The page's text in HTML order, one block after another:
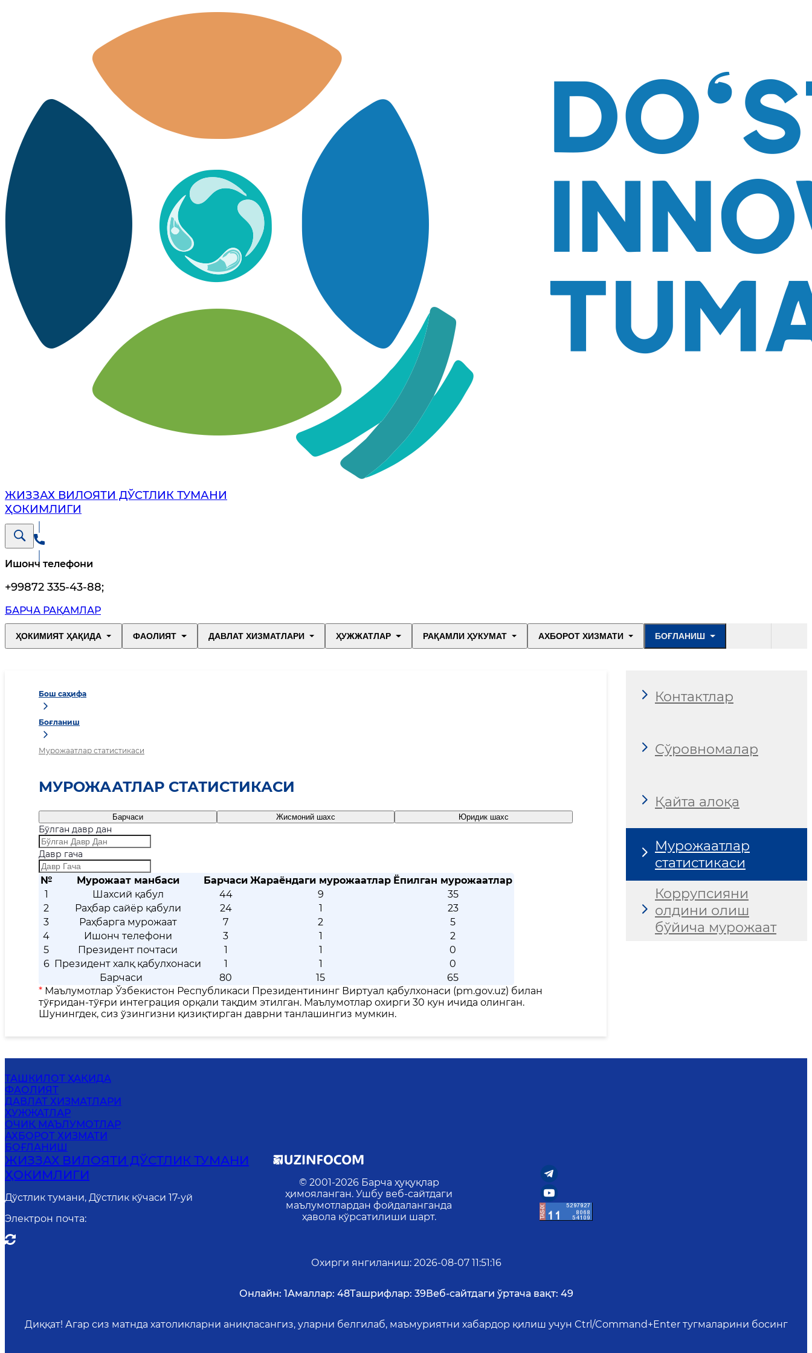
ЖИЗЗАХ ВИЛОЯТИ ДЎСТЛИК ТУМАНИ
ҲОКИМЛИГИ
Ишонч телефони
+99872 335-43-88;
БАРЧА РАҚАМЛАР
ҲОКИМИЯТ ҲАҚИДА ФАОЛИЯТ ДАВЛАТ ХИЗМАТЛАРИ ҲУЖЖАТЛАР РАҚАМЛИ ҲУКУМАТ АХБОРОТ ХИЗМАТИ БОҒЛАНИШ
Бош саҳифа
Боғланиш
Мурожаатлар статистикаси
МУРОЖААТЛАР СТАТИСТИКАСИ
Барчаси Жисмоний шахс Юридик шахс
Бўлган давр дан
Давр гача
№ Мурожаат манбаси Барчаси Жараёндаги мурожаатлар Ёпилган мурожаатлар
1
Шахсий қабул 44 9
35
2
Раҳбар сайёр қабули 24 1
23
3
Раҳбарга мурожаат 7 2
5
4
Ишонч телефони 3 1
2
5
Президент почтаси 1 1
0
6
Президент халқ қабулхонаси 1 1
0
Барчаси
80 15
65
* Маълумотлар Ўзбекистон Республикаси Президентининг Виртуал қабулхонаси (pm.gov.uz) билан
тўғридан-тўғри интеграция орқали тақдим этилган. Маълумотлар охирги 30 кун ичида олинган.
Шунингдек, сиз ўзингизни қизиқтирган даврни танлашингиз мумкин.
Контактлар
Сўровномалар
Қайта алоқа
Мурожаатлар
статистикаси
Коррупсияни
олдини олиш
бўйича мурожаат
ТАШКИЛОТ ҲАҚИДА
ФАОЛИЯТ
ДАВЛАТ ХИЗМАТЛАРИ
ҲУЖЖАТЛАР
ОЧИҚ МАЪЛУМОТЛАР
АХБОРОТ ХИЗМАТИ
БОҒЛАНИШ
ЖИЗЗАХ ВИЛОЯТИ ДЎСТЛИК ТУМАНИ
ҲОКИМЛИГИ
Дўстлик тумани, Дўстлик кўчаси 17-уй
Электрон почта:
© 2001-2026 Барча ҳуқуқлар
ҳимояланган. Ушбу веб-сайтдаги
маълумотлардан фойдаланганда
ҳавола кўрсатилиши шарт.
Охирги янгиланиш: 2026-08-07 11:51:16
Онлайн: 1Амаллар: 48Ташрифлар: 39 Веб-сайтдаги ўртача вақт: 49
Диққат! Агар сиз матнда хатоликларни аниқласангиз, уларни белгилаб, маъмуриятни хабардор қилиш учун Ctrl/Command+Enter тугмаларини босинг